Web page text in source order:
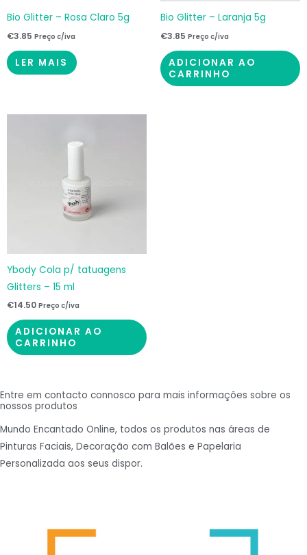
Bio Glitter – Rosa Claro 5g
€3.85 Preço c/iva
LER MAIS
Bio Glitter – Laranja 5g
€3.85 Preço c/iva
ADICIONAR AO
CARRINHO
Ybody Cola p/ tatuagens
Glitters – 15 ml
€14.50 Preço c/iva
ADICIONAR AO
CARRINHO
Entre em contacto connosco para mais informações sobre os
nossos produtos
Mundo Encantado Online, todos os produtos nas áreas de
Pinturas Faciais, Decoração com Balões e Papelaria
Personalizada aos seus dispor.